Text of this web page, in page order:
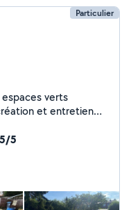
Particulier
verts
et entretien
laisser moi
de suite je vous
Julien
5